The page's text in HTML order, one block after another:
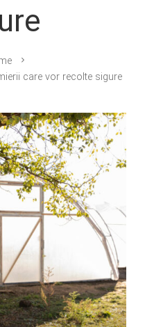
care vor recolte sigure